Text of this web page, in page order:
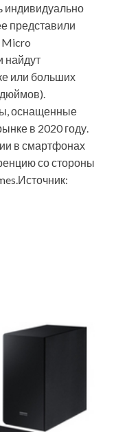
индивидуально
представили
Micro
найдут
или больших
оснащенные
в 2020 году.
в смартфонах
со стороны